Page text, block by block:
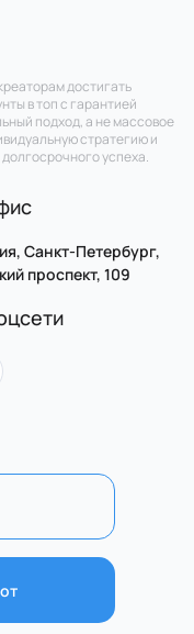
достигать
в топ с гарантией
подход, а не массовое
стратегию и
успеха.
Санкт-Петербург,
проспект, 109